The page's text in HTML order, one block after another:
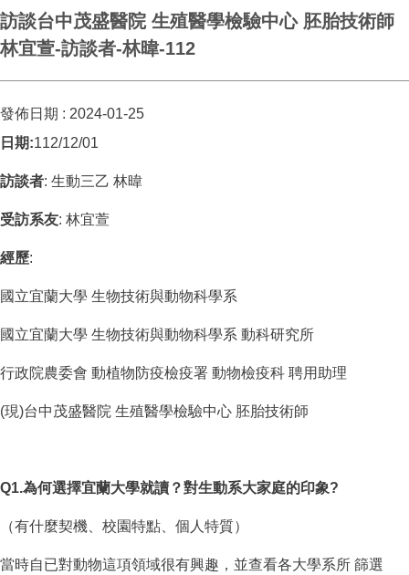
訪談台中茂盛醫院 生殖醫學檢驗中心 胚胎技術師
林宜萱-訪談者-林暐-112
發佈日期 : 2024-01-25
日期:112/12/01
訪談者: 生動三乙 林暐
受訪系友: 林宜萱
經歷:
國立宜蘭大學 生物技術與動物科學系
國立宜蘭大學 生物技術與動物科學系 動科研究所
行政院農委會 動植物防疫檢疫署 動物檢疫科 聘用助理
(現)台中茂盛醫院 生殖醫學檢驗中心 胚胎技術師
Q1.為何選擇宜蘭大學就讀？對生動系大家庭的印象?
（有什麼契機、校園特點、個人特質）
當時自已對動物這項領域很有興趣，並查看各大學系所 篩選